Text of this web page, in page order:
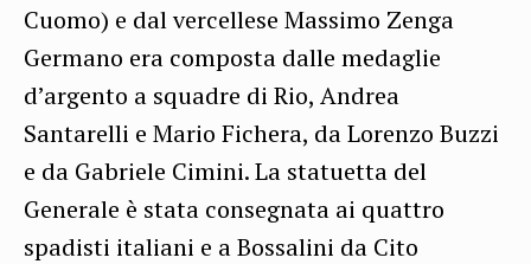
Cuomo) e dal vercellese Massimo Zenga
Germano era composta dalle medaglie
d’argento a squadre di Rio, Andrea
Santarelli e Mario Fichera, da Lorenzo Buzzi
e da Gabriele Cimini. La statuetta del
Generale è stata consegnata ai quattro
spadisti italiani e a Bossalini da Cito